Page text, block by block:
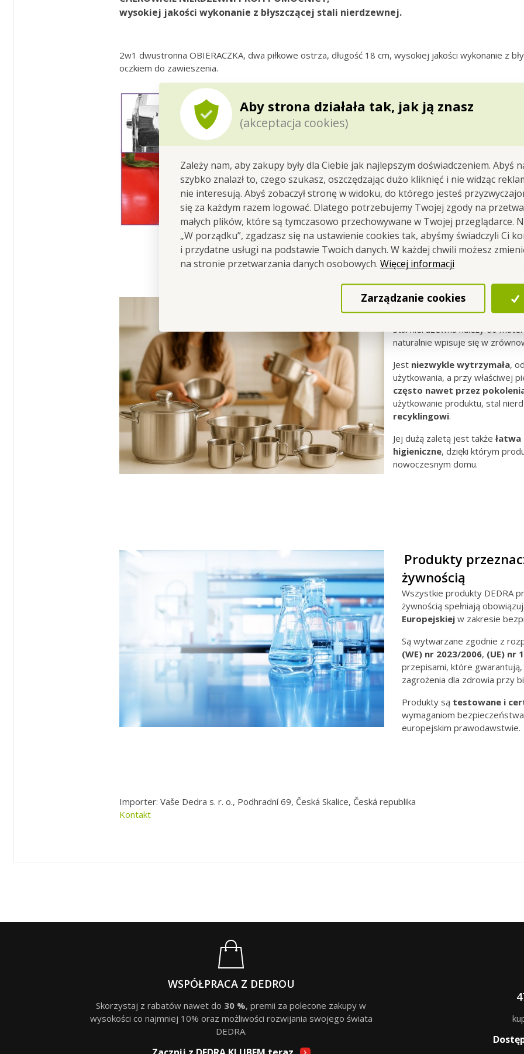
Aby strona działała tak, jak ją znasz
(akceptacja cookies)
Zależy nam, aby zakupy były dla Ciebie jak najlepszym doświadczeniem. Abyś
szybko znalazł to, czego szukasz, oszczędzając dużo kliknięć i nie widząc
nie interesują. Abyś zobaczył stronę w widoku, do którego jesteś
się za każdym razem logować. Dlatego potrzebujemy Twojej zgody na
małych plików, które są tymczasowo przechowywane w Twojej przeglądarce.
„W porządku”, zgadzasz się na ustawienie cookies tak, abyśmy świadczyli Ci
i przydatne usługi na podstawie Twoich danych. W każdej chwili możesz
na stronie przetwarzania danych osobowych.Więcej informacji
Zarządzanie cookies
wysokiej jakości wykonanie z błyszczącej stali nierdzewnej.
2w1 dwustronna OBIERACZKA, dwa piłkowe ostrza, długość 18 cm, wysokiej jakości wykonanie z
oczkiem do zawieszenia.
Nierdzewka na
Stal nierdzewna należy do
naturalnie wpisuje się w
Jest niezwykle wytrzymała,
użytkowania, a przy właściwej
często nawet przez
użytkowanie produktu, stal
recyklingowi.
Jej dużą zaletą jest także łatwa
higieniczne, dzięki którym
nowoczesnym domu.
Produkty
żywnością
Wszystkie produkty DEDRA
żywnością spełniają
Europejskiej w zakresie
Są wytwarzane zgodnie z
(WE) nr 2023/2006, (UE) nr
przepisami, które
zagrożenia dla zdrowia przy
Produkty są testowane i
wymaganiom
europejskim prawodawstwie.
Importer: Vaše Dedra s. r. o., Podhradní 69, Česká Skalice, Česká republika
Kontakt
WSPÓŁPRACA Z DEDROU
Skorzystaj z rabatów nawet do 30 %, premii za polecone zakupy w
wysokości co najmniej 10% oraz możliwości rozwijania swojego świata
DEDRA.